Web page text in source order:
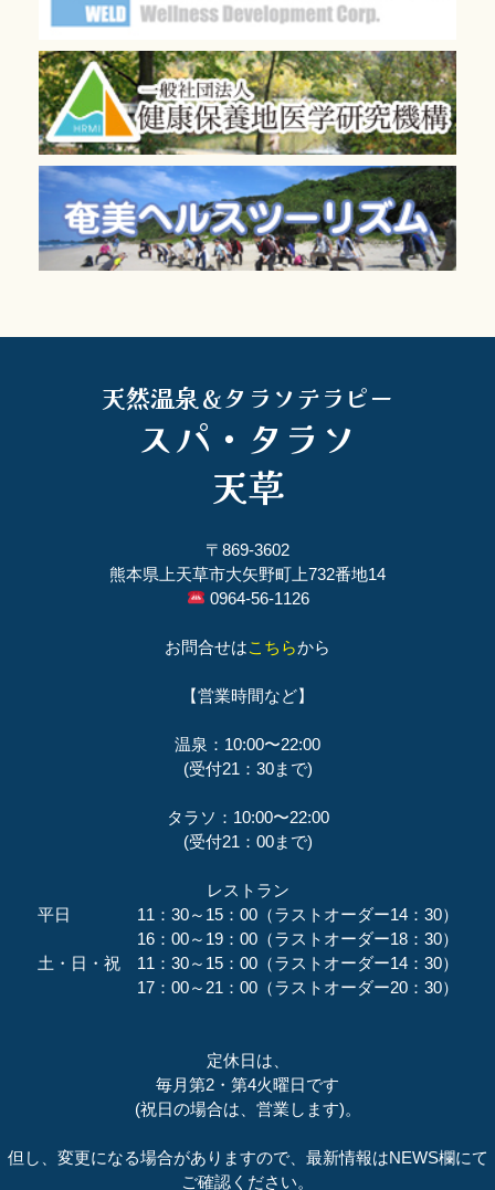
天然温泉＆タラソテラピー
スパ・タラソ
天草
〒869-3602
熊本県上天草市大矢野町上732番地14
0964-56-1126
お問合せはこちらから
【営業時間など】
温泉：10:00〜22:00
(受付21：30まで)
タラソ：10:00〜22:00
(受付21：00まで)
レストラン
平日 11：30～15：00（ラストオーダー14：30）
16：00～19：00（ラストオーダー18：30）
土・日・祝 11：30～15：00（ラストオーダー14：30）
17：00～21：00（ラストオーダー20：30）
定休日は、
毎月第2・第4火曜日です
(祝日の場合は、営業します)。
但し、変更になる場合がありますので、最新情報はNEWS欄にて
ご確認ください。